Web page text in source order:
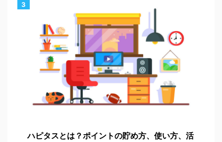
3
ハピタスとは？ポイントの貯め方、使い方、活